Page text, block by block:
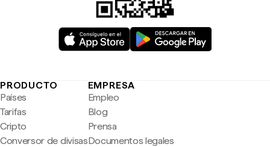
PRODUCTO
Países
Tarifas
Cripto
Conversor de divisas
EMPRESA
Empleo
Blog
Prensa
Documentos legales